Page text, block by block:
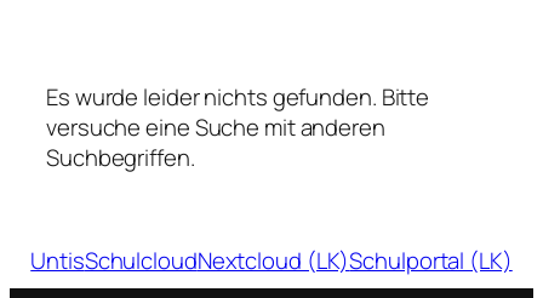
Es wurde leider nichts gefunden. Bitte
versuche eine Suche mit anderen
Suchbegriffen.
UntisSchulcloudNextcloud (LK)Schulportal (LK)